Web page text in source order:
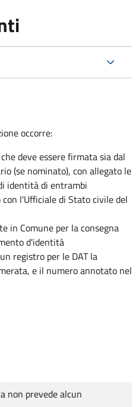
occorre:
deve essere firmata sia dal
(se nominato), con allegato le
identità di entrambi
l'Ufficiale di Stato civile del
in Comune per la consegna
d'identità
registro per le DAT la
e il numero annotato nel
non prevede alcun